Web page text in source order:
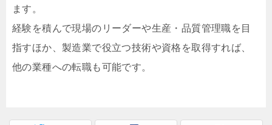
ます。
経験を積んで現場のリーダーや生産・品質管理職を目
指すほか、製造業で役立つ技術や資格を取得すれば、
他の業種への転職も可能です。